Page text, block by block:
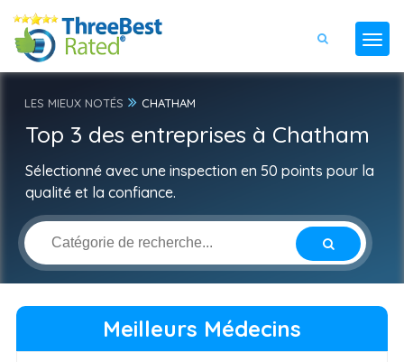
LES MIEUX NOTÉS CHATHAM
Top 3 des entreprises à Chatham
Sélectionné avec une inspection en 50 points pour la
qualité et la confiance.
Meilleurs Médecins